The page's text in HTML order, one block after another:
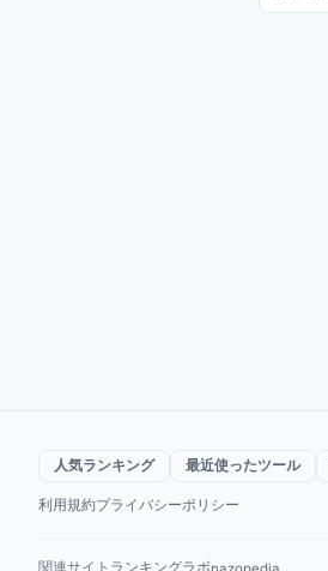
人気ランキング 最近使ったツール
利用規約プライバシーポリシー
関連サイト ランキングラボ